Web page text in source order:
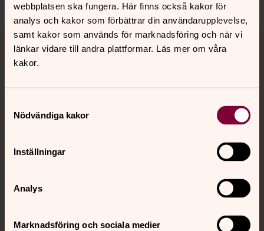
webbplatsen ska fungera. Här finns också kakor för
analys och kakor som förbättrar din användarupplevelse,
samt kakor som används för marknadsföring och när vi
länkar vidare till andra plattformar. Läs mer om våra
kakor.
Nödvändiga kakor
Inställningar
Analys
Marknadsföring och sociala medier
Tillbaka till toppen
Tillbaka till innehållet
Kontakt
Sociala kanaler